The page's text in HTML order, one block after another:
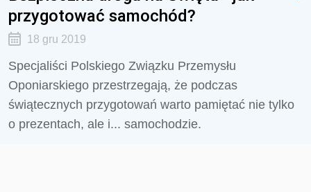
przygotować samochód?
18 gru 2019
Specjaliści Polskiego Związku Przemysłu
Oponiarskiego przestrzegają, że podczas
świątecznych przygotowań warto pamiętać nie tylko
o prezentach, ale i... samochodzie.